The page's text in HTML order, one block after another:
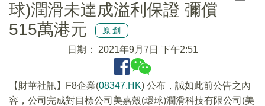
球)潤滑未達成溢利保證 彌償
515萬港元
原創
日期： 2021年9月7日 下午2:51
【財華社訊】F8企業(08347.HK) 公布，誠如此前公告之內
容，公司完成對目標公司美嘉殼(環球)潤滑科技有限公司(美